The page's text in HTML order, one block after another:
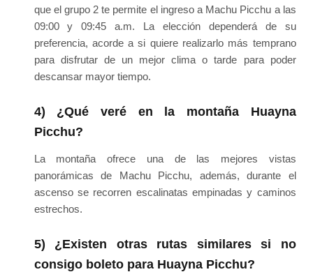
que el grupo 2 te permite el ingreso a Machu Picchu a las
09:00 y 09:45 a.m. La elección dependerá de su
preferencia, acorde a si quiere realizarlo más temprano
para disfrutar de un mejor clima o tarde para poder
descansar mayor tiempo.
4) ¿Qué veré en la montaña Huayna
Picchu?
La montaña ofrece una de las mejores vistas
panorámicas de Machu Picchu, además, durante el
ascenso se recorren escalinatas empinadas y caminos
estrechos.
5) ¿Existen otras rutas similares si no
consigo boleto para Huayna Picchu?